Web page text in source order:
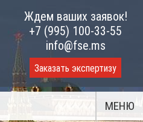
Ждем ваших заявок!
+7 (995) 100-33-55
info@fse.ms
Заказать экспертизу
МЕНЮ